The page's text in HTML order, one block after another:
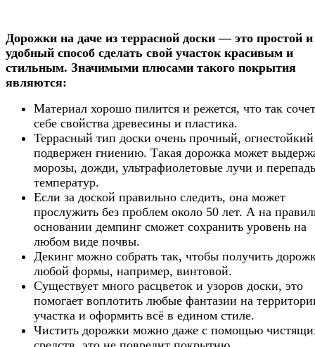
Дорожки на даче из террасной доски — это простой и
удобный способ сделать свой участок красивым и
стильным. Значимыми плюсами такого покрытия
являются:
Материал хорошо пилится и режется, что так
себе свойства древесины и пластика.
Террасный тип доски очень прочный,
подвержен гниению. Такая дорожка может
морозы, дожди, ультрафиолетовые лучи и
температур.
Если за доской правильно следить, она может
прослужить без проблем около 50 лет. А на
основании демпинг сможет сохранить уровень на
любом виде почвы.
Декинг можно собрать так, чтобы получить
любой формы, например, винтовой.
Существует много расцветок и узоров доски, это
помогает воплотить любые фантазии на
участка и оформить всё в едином стиле.
Чистить дорожки можно даже с помощью